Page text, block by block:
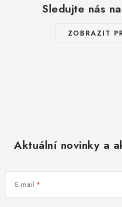
Sledujte nás
ZOBRAZIT
Aktuální novinky a
E-mail